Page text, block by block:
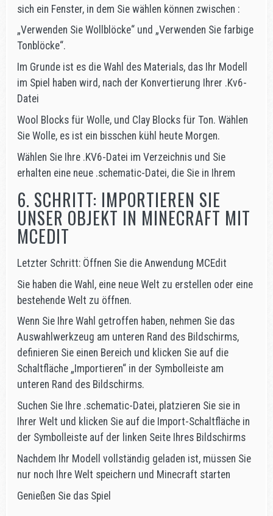
sich ein Fenster, in dem Sie wählen können zwischen :
„Verwenden Sie Wollblöcke“ und „Verwenden Sie farbige
Tonblöcke“.
Im Grunde ist es die Wahl des Materials, das Ihr Modell
im Spiel haben wird, nach der Konvertierung Ihrer .Kv6-
Datei
Wool Blocks für Wolle, und Clay Blocks für Ton. Wählen
Sie Wolle, es ist ein bisschen kühl heute Morgen.
Wählen Sie Ihre .KV6-Datei im Verzeichnis und Sie
erhalten eine neue .schematic-Datei, die Sie in Ihrem
6. SCHRITT: IMPORTIEREN SIE
UNSER OBJEKT IN MINECRAFT MIT
MCEDIT
Letzter Schritt: Öffnen Sie die Anwendung MCEdit
Sie haben die Wahl, eine neue Welt zu erstellen oder eine
bestehende Welt zu öffnen.
Wenn Sie Ihre Wahl getroffen haben, nehmen Sie das
Auswahlwerkzeug am unteren Rand des Bildschirms,
definieren Sie einen Bereich und klicken Sie auf die
Schaltfläche „Importieren“ in der Symbolleiste am
unteren Rand des Bildschirms.
Suchen Sie Ihre .schematic-Datei, platzieren Sie sie in
Ihrer Welt und klicken Sie auf die Import-Schaltfläche in
der Symbolleiste auf der linken Seite Ihres Bildschirms
Nachdem Ihr Modell vollständig geladen ist, müssen Sie
nur noch Ihre Welt speichern und Minecraft starten
Genießen Sie das Spiel